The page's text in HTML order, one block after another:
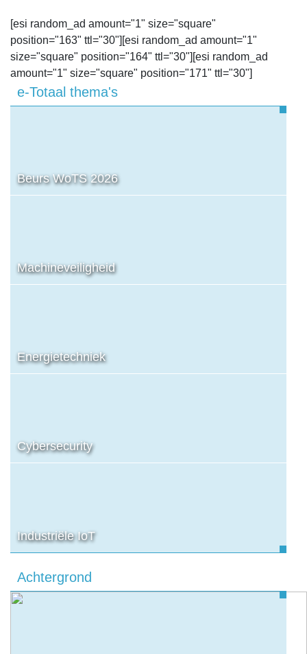
[esi random_ad amount="1" size="square"
position="163" ttl="30"][esi random_ad amount="1"
size="square" position="164" ttl="30"][esi random_ad
amount="1" size="square" position="171" ttl="30"]
e-Totaal thema's
Beurs WoTS 2026
Machineveiligheid
Energietechniek
Cybersecurity
Industriële IoT
Achtergrond